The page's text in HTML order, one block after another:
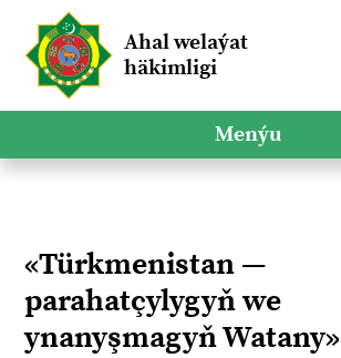
Ahal welaýat
häkimligi
Menýu
«Türkmenistan —
parahatçylygyň we
ynanyşmagyň Watany»